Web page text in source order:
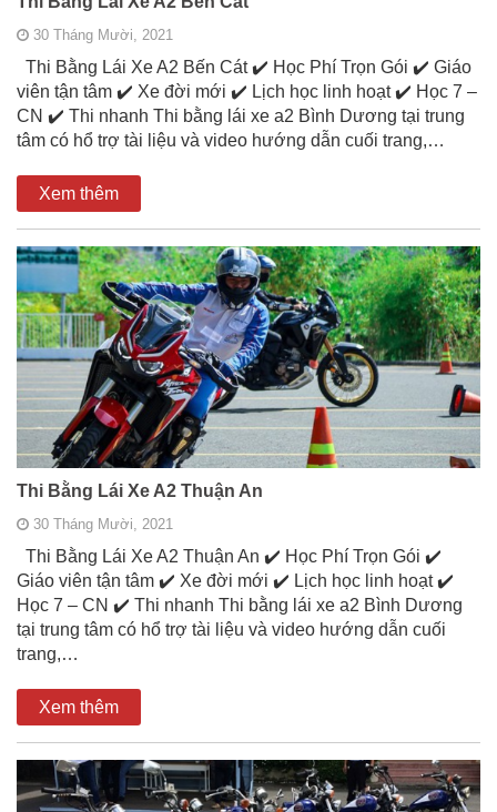
30 Tháng Mười, 2021
Thi Bằng Lái Xe A2 Bến Cát ✔️ Học Phí Trọn Gói ✔️ Giáo
viên tận tâm ✔️ Xe đời mới ✔️ Lịch học linh hoạt ✔️ Học 7 –
CN ✔️ Thi nhanh Thi bằng lái xe a2 Bình Dương tại trung
tâm có hổ trợ tài liệu và video hướng dẫn cuối trang,…
Xem thêm
Thi Bằng Lái Xe A2 Thuận An
30 Tháng Mười, 2021
Thi Bằng Lái Xe A2 Thuận An ✔️ Học Phí Trọn Gói ✔️
Giáo viên tận tâm ✔️ Xe đời mới ✔️ Lịch học linh hoạt ✔️
Học 7 – CN ✔️ Thi nhanh Thi bằng lái xe a2 Bình Dương
tại trung tâm có hổ trợ tài liệu và video hướng dẫn cuối
trang,…
Xem thêm